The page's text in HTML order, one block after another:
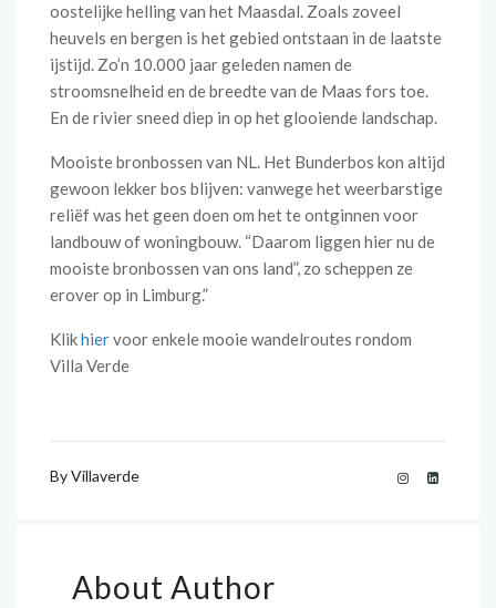
oostelijke helling van het Maasdal. Zoals zoveel
heuvels en bergen is het gebied ontstaan in de laatste
ijstijd. Zo’n 10.000 jaar geleden namen de
stroomsnelheid en de breedte van de Maas fors toe.
En de rivier sneed diep in op het glooiende landschap.
Mooiste bronbossen van NL. Het Bunderbos kon altijd
gewoon lekker bos blijven: vanwege het weerbarstige
reliëf was het geen doen om het te ontginnen voor
landbouw of woningbouw. “Daarom liggen hier nu de
mooiste bronbossen van ons land”, zo scheppen ze
erover op in Limburg.”
Klikhiervoor enkele mooie wandelroutes rondom
Villa Verde
ByVillaverde
About Author